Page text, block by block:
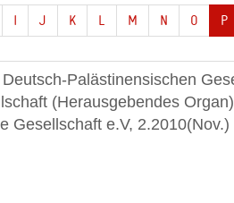
I J K L M N O P
Palästinensischen
(Herausgebendes Organ)
Gesellschaft e.V,